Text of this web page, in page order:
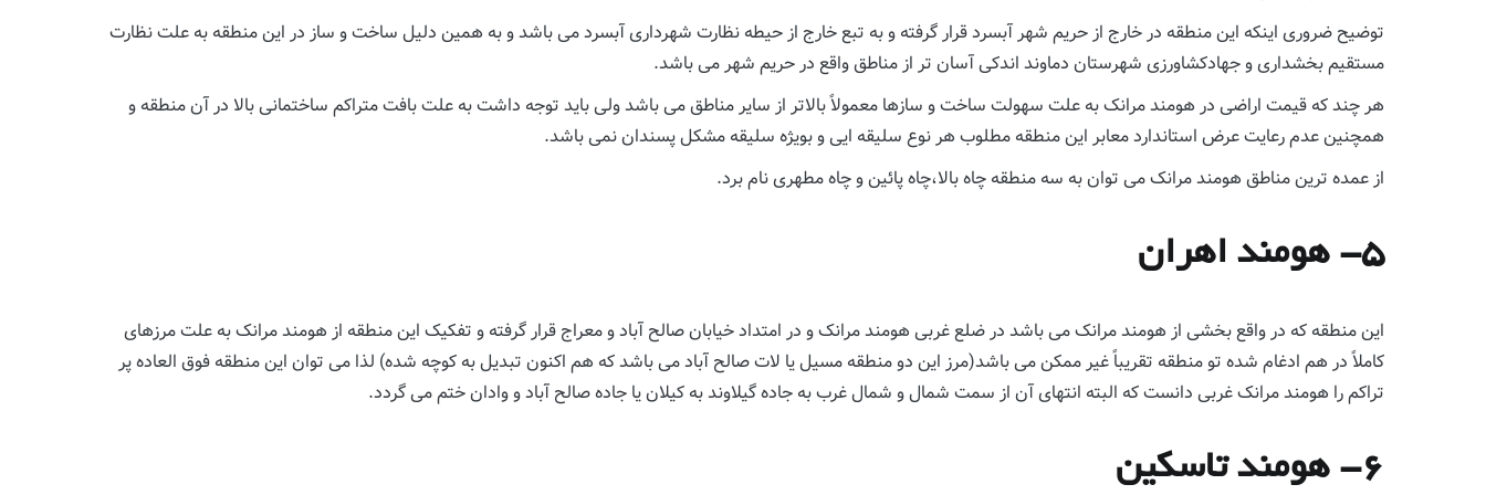
توضیح ضروری اینکه این منطقه در خارج از حریم شهر آبسرد قرار گرفته و به تبع خارج از حیطه نظارت شهرداری آبسرد می باشد و به همین دلیل ساخت و ساز در این منطقه به علت نظارت
مستقیم بخشداری و جهادکشاورزی شهرستان دماوند اندکی آسان تر از مناطق واقع در حریم شهر می باشد.
هر چند که قیمت اراضی در هومند مرانک به علت سهولت ساخت و سازها معمولاً بالاتر از سایر مناطق می باشد ولی باید توجه داشت به علت بافت متراکم ساختمانی بالا در آن منطقه و
همچنین عدم رعایت عرض استاندارد معابر این منطقه مطلوب هر نوع سلیقه ایی و بویژه سلیقه مشکل پسندان نمی باشد.
از عمده ترین مناطق هومند مرانک می توان به سه منطقه چاه بالا،چاه پائین و چاه مطهری نام برد.
۵- هومند اهران
این منطقه که در واقع بخشی از هومند مرانک می باشد در ضلع غربی هومند مرانک و در امتداد خیابان صالح آباد و معراج قرار گرفته و تفکیک این منطقه از هومند مرانک به علت مرزهای
کاملاً در هم ادغام شده تو منطقه تقریباً غیر ممکن می باشد(مرز این دو منطقه مسیل یا لات صالح آباد می باشد که هم اکنون تبدیل به کوچه شده) لذا می توان این منطقه فوق العاده پر
تراکم را هومند مرانک غربی دانست که البته انتهای آن از سمت شمال و شمال غرب به جاده گیلاوند به کیلان یا جاده صالح آباد و وادان ختم می گردد.
۶- هومند تاسکین